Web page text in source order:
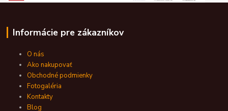
Informácie pre zákazníkov
O nás
Ako nakupovať
Obchodné podmienky
Fotogaléria
Kontakty
Blog